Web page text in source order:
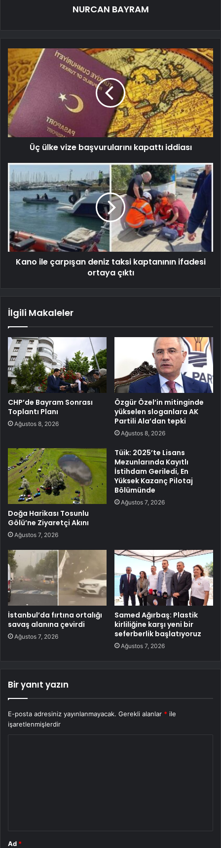
NURCAN BAYRAM
Üç ülke vize başvurularını kapattı iddiası
Kano ile çarpışan deniz taksi kaptanının ifadesi
ortaya çıktı
İlgili Makaleler
CHP’de Bayram Sonrası
Toplantı Planı
Ağustos 8, 2026
Özgür Özel’in mitinginde
yükselen sloganlara AK
Partili Ala’dan tepki
Ağustos 8, 2026
Doğa Harikası Tosunlu
Gölü’ne Ziyaretçi Akını
Ağustos 7, 2026
Tüik: 2025’te Lisans
Mezunlarında Kayıtlı
İstihdam Geriledi, En
Yüksek Kazanç Pilotaj
Bölümünde
Ağustos 7, 2026
İstanbul’da fırtına ortalığı
savaş alanına çevirdi
Ağustos 7, 2026
Samed Ağırbaş: Plastik
kirliliğine karşı yeni bir
seferberlik başlatıyoruz
Ağustos 7, 2026
Bir yanıt yazın
E-posta adresiniz yayınlanmayacak. Gerekli alanlar * ile
işaretlenmişlerdir
Ad *